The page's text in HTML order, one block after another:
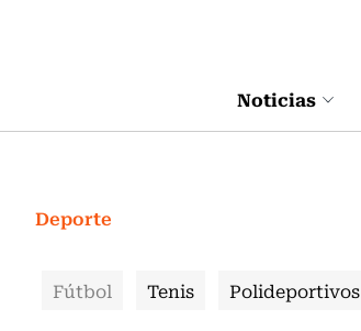
Noticias
Deporte
Fútbol Tenis Polideportivos